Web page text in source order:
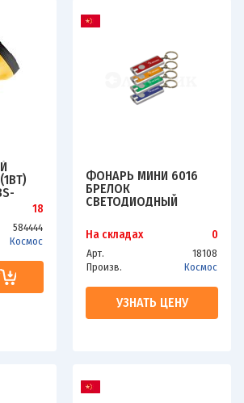
18
584444
Космос
ФОНАРЬ МИНИ 6016
БРЕЛОК
СВЕТОДИОДНЫЙ
На складах 0
Арт.
18108
Произв.
Космос
УЗНАТЬ ЦЕНУ